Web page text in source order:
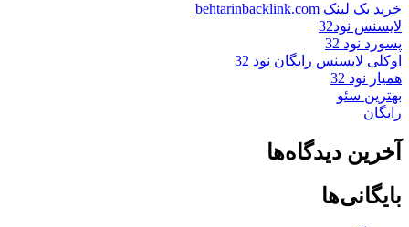
خرید بک لینک behtarinbacklink.com
لایسنس نود32
پسورد نود 32
اوکلی لایسنس رایگان نود 32
همیار نود 32
بهترین سئو
رایگان
آخرین دیدگاه‌ها
بایگانی‌ها